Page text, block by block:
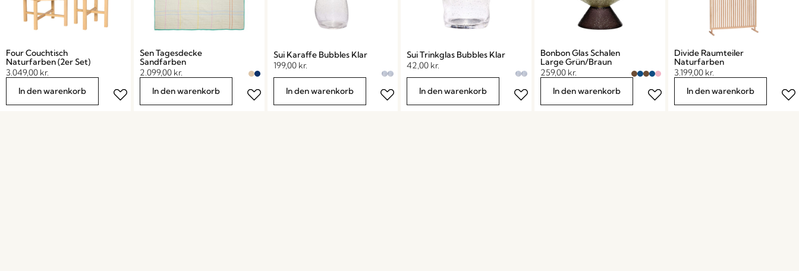
Four Couchtisch
Naturfarben (2er Set)
3.049,00 kr.
In den warenkorb
Sen Tagesdecke
Sandfarben
2.099,00 kr.
In den warenkorb
Sui Karaffe Bubbles Klar
199,00 kr.
In den warenkorb
Sui Trinkglas Bubbles Klar
42,00 kr.
In den warenkorb
Bonbon Glas Schalen
Large Grün/Braun
259,00 kr.
In den warenkorb
Divide Raumteiler
Naturfarben
3.199,00 kr.
In den warenkorb